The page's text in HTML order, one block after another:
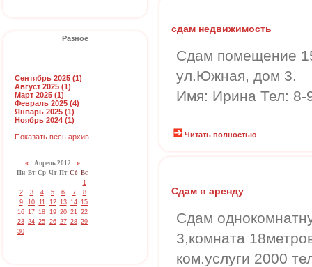
Разное
Сентябрь 2025 (1)
Август 2025 (1)
Март 2025 (1)
Февраль 2025 (4)
Январь 2025 (1)
Ноябрь 2024 (1)
Показать весь архив
«Апрель 2012 »
Пн Вт Ср Чт Пт Сб Вс
1
2
3 4 5 6 7
8
9
10 11 12 13 14 15
16 17 18 19 20 21 22
23 24 25 26 27 28 29
30
сдам недвижимость
Сдам помещение
ул.Южная, дом 3.
Имя: Ирина Тел: 8-
Читать полностью
Сдам в аренду
Сдам
3,комната
ком.услуги 2000